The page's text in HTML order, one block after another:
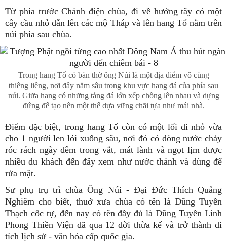
Từ phía trước Chánh điện chùa, đi về hướng tây có một
cây cầu nhỏ dẫn lên các mộ Tháp và lên hang Tổ nằm trên
núi phía sau chùa.
Trong hang Tổ có bàn thờ ông Núi là một địa điểm vô cùng
thiêng liêng, nơi đây nằm sâu trong khu vực hang đá của phía sau
núi. Giữa hang có những tảng đá lớn xếp chồng lên nhau và dựng
đứng để tạo nên một thế dựa vững chãi tựa như mái nhà.
Điểm đặc biệt, trong hang Tổ còn có một lối đi nhỏ vừa
cho 1 người len lỏi xuống sâu, nơi đó có dòng nước chảy
róc rách ngày đêm trong vắt, mát lành và ngọt lịm được
nhiều du khách đến đây xem như nước thánh và dùng để
rửa mặt.
Sư phụ trụ trì chùa Ông Núi - Đại Đức Thích Quảng
Nghiêm cho biết, thuở xưa chùa có tên là Dũng Tuyền
Thạch cốc tự, đến nay có tên đầy đủ là Dũng Tuyền Linh
Phong Thiền Viện đã qua 12 đời thừa kế và trở thành di
tích lịch sử - văn hóa cấp quốc gia.